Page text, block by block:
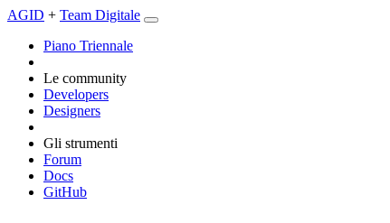
AGID + Team Digitale
Piano Triennale
Le community
Developers
Designers
Gli strumenti
Forum
Docs
GitHub